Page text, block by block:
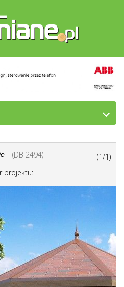
(DB 2494)
(1/1)
projektu: